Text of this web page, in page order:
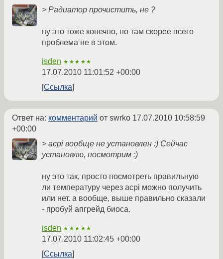
> Радиатор прочистить, не ?
ну это тоже конечно, но там скорее всего
проблема не в этом.
isden ★★★★★
17.07.2010 11:01:52 +00:00
Ссылка
Ответ на: комментарий от swrko 17.07.2010 10:58:59
+00:00
> acpi вообще не установлен :) Сейчас
установлю, посмотрим :)
ну это так, просто посмотреть правильную
ли температуру через acpi можно получить
или нет. а вообще, выше правильно сказали
- пробуй апгрейд биоса.
isden ★★★★★
17.07.2010 11:02:45 +00:00
Ссылка